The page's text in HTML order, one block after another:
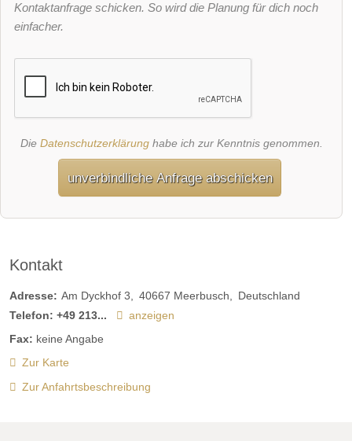
Kontaktanfrage schicken. So wird die Planung für dich noch
einfacher.
Die Datenschutzerklärunghabe ich zur Kenntnis genommen.
unverbindliche Anfrage abschicken
Kontakt
Adresse: Am Dyckhof 3 40667 Meerbusch
Deutschland
Telefon: +49 213...
anzeigen
Fax: keine Angabe
Zur Karte
Zur Anfahrtsbeschreibung